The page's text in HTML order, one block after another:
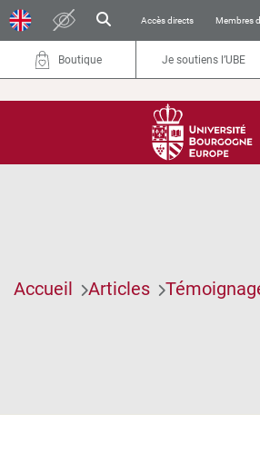
Accès directs Membres
Boutique Je soutiens l’UBE
Accueil Articles